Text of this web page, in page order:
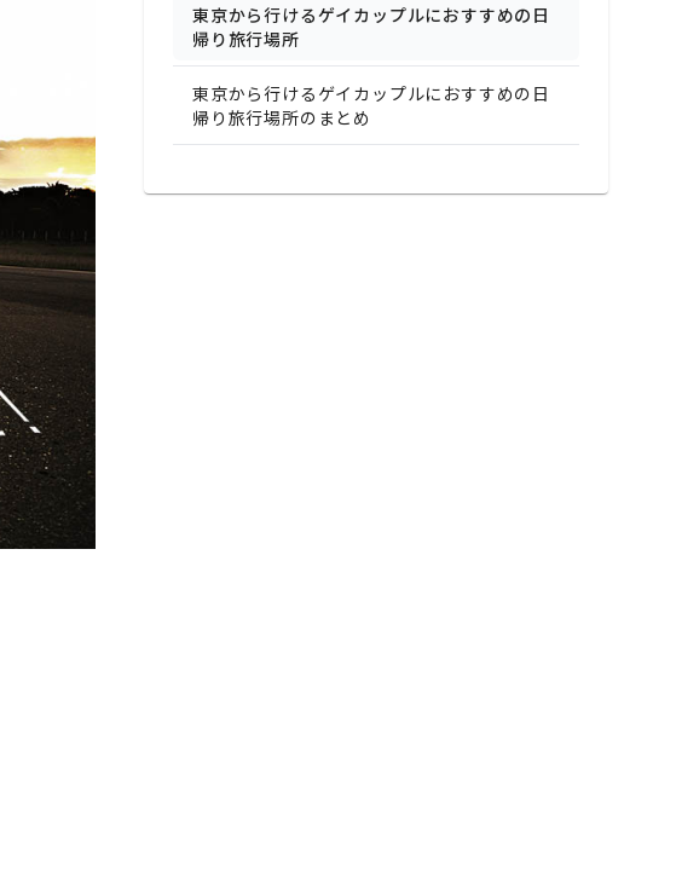
東京から行けるゲイカップルにおすすめの日
帰り旅行場所
東京から行けるゲイカップルにおすすめの日
帰り旅行場所のまとめ